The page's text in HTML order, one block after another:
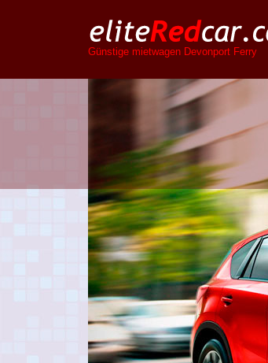
Günstige mietwagen Devonport Ferry